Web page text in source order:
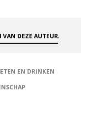
VAN DEZE AUTEUR.
ETEN EN DRINKEN